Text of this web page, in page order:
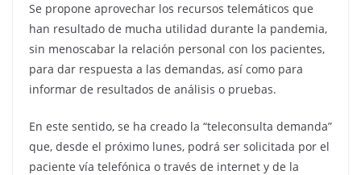
Se propone aprovechar los recursos telemáticos que
han resultado de mucha utilidad durante la pandemia,
sin menoscabar la relación personal con los pacientes,
para dar respuesta a las demandas, así como para
informar de resultados de análisis o pruebas.
En este sentido, se ha creado la “teleconsulta demanda”
que, desde el próximo lunes, podrá ser solicitada por el
paciente vía telefónica o través de internet y de la